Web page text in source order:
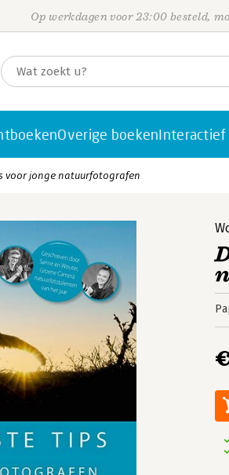
Op werkdagen voor 23:00 besteld,
Overige boekenInteractief
voor jonge natuurfotografen